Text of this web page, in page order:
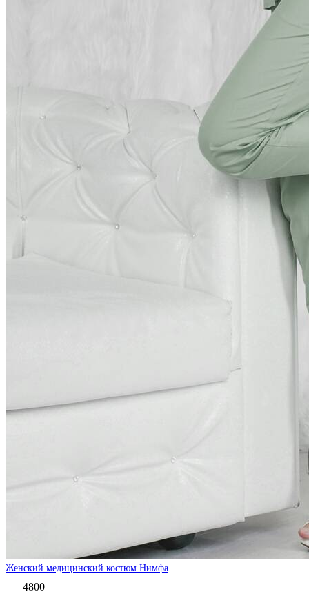
Женский медицинский костюм Нимфа
4800